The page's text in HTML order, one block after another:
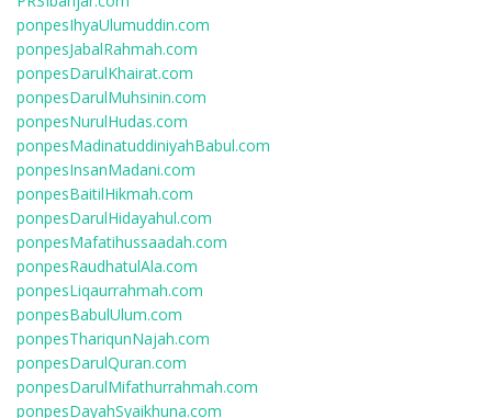
ponpesIhyaUlumuddin.com
ponpesJabalRahmah.com
ponpesDarulKhairat.com
ponpesDarulMuhsinin.com
ponpesNurulHudas.com
ponpesMadinatuddiniyahBabul.com
ponpesInsanMadani.com
ponpesBaitilHikmah.com
ponpesDarulHidayahul.com
ponpesMafatihussaadah.com
ponpesRaudhatulAla.com
ponpesLiqaurrahmah.com
ponpesBabulUlum.com
ponpesThariqunNajah.com
ponpesDarulQuran.com
ponpesDarulMifathurrahmah.com
ponpesDayahSyaikhuna.com